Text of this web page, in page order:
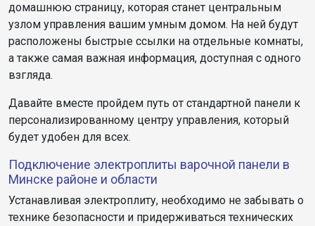
домашнюю страницу, которая станет центральным
узлом управления вашим умным домом. На ней будут
расположены быстрые ссылки на отдельные комнаты,
а также самая важная информация, доступная с одного
взгляда.
Давайте вместе пройдем путь от стандартной панели к
персонализированному центру управления, который
будет удобен для всех.
Подключение электроплиты варочной панели в
Минске районе и области
Устанавливая электроплиту, необходимо не забывать о
технике безопасности и придерживаться технических